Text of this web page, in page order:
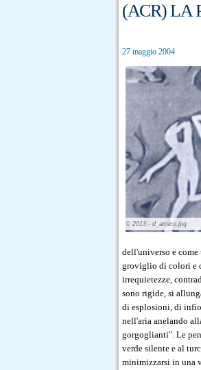
(ACR) LA
27 maggio 2004
© 2013 - d_amico.jpg
dell'universo e
groviglio di colori e
irrequietezze,
sono rigide, si
di esplosioni, di
nell'aria anelando
gorgoglianti". Le
verde silente e al
minimizzarsi in una